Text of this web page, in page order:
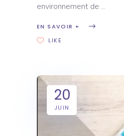
environnement de
EN SAVOIR +
LIKE
20
JUIN